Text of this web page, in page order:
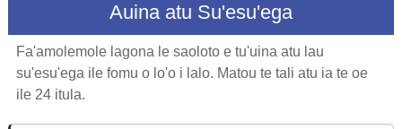
Auina atu Su'esu'ega
Fa'amolemole lagona le saoloto e tu'uina atu lau
su'esu'ega ile fomu o lo'o i lalo. Matou te tali atu ia te oe
ile 24 itula.